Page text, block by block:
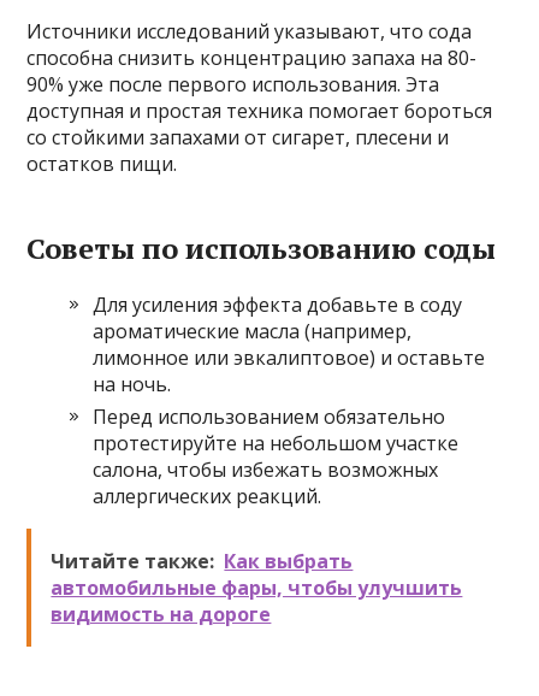
Источники исследований указывают, что сода
способна снизить концентрацию запаха на 80-
90% уже после первого использования. Эта
доступная и простая техника помогает бороться
со стойкими запахами от сигарет, плесени и
остатков пищи.
Советы по использованию соды
Для усиления эффекта добавьте в соду
ароматические масла (например,
лимонное или эвкалиптовое) и оставьте
на ночь.
Перед использованием обязательно
протестируйте на небольшом участке
салона, чтобы избежать возможных
аллергических реакций.
Читайте также: Как выбрать
автомобильные фары, чтобы улучшить
видимость на дороге